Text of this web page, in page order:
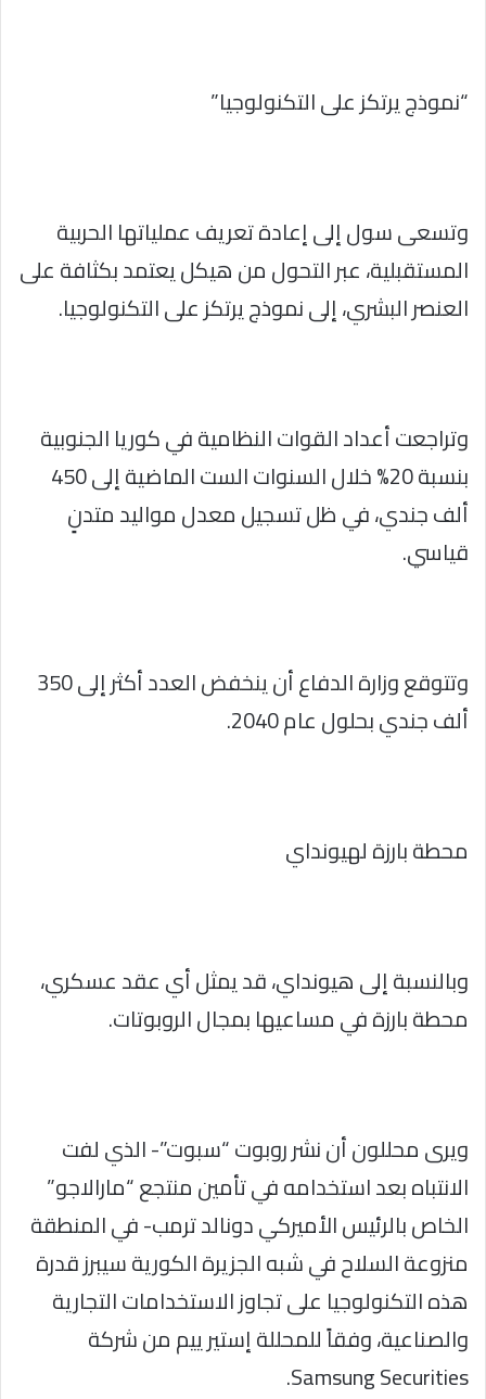
“نموذج يرتكز على التكنولوجيا”
وتسعى سول إلى إعادة تعريف عملياتها الحربية
المستقبلية، عبر التحول من هيكل يعتمد بكثافة على
العنصر البشري، إلى نموذج يرتكز على التكنولوجيا.
وتراجعت أعداد القوات النظامية في كوريا الجنوبية
بنسبة 20% خلال السنوات الست الماضية إلى 450
ألف جندي، في ظل تسجيل معدل مواليد متدنٍ
قياسي.
وتتوقع وزارة الدفاع أن ينخفض العدد أكثر إلى 350
ألف جندي بحلول عام 2040.
محطة بارزة لهيونداي
وبالنسبة إلى هيونداي، قد يمثل أي عقد عسكري،
محطة بارزة في مساعيها بمجال الروبوتات.
ويرى محللون أن نشر روبوت “سبوت”- الذي لفت
الانتباه بعد استخدامه في تأمين منتجع “مارالاجو”
الخاص بالرئيس الأميركي دونالد ترمب- في المنطقة
منزوعة السلاح في شبه الجزيرة الكورية سيبرز قدرة
هذه التكنولوجيا على تجاوز الاستخدامات التجارية
والصناعية، وفقاً للمحللة إستير ييم من شركة
Samsung Securities.